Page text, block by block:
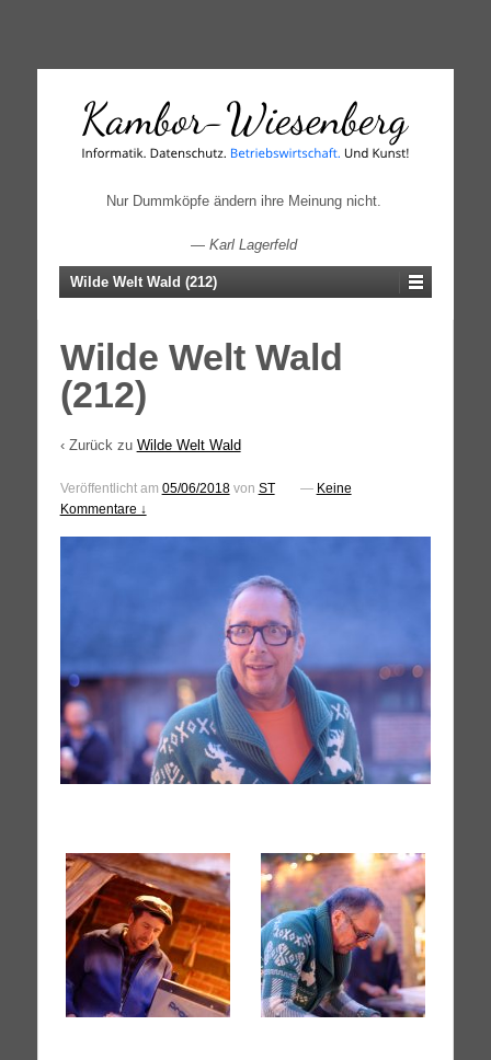
↓
CONTENT
Nur Dummköpfe ändern ihre Meinung nicht.
— Karl Lagerfeld
Wilde Welt Wald (212)
Wilde Welt Wald
(212)
‹ Zurück zu Wilde Welt Wald
Veröffentlicht am 05/06/2018von ST — Keine
Kommentare ↓